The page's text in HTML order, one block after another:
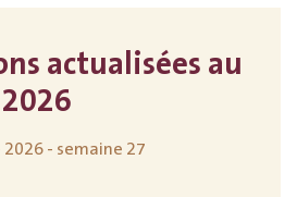
actualisées au
2026 - semaine 27